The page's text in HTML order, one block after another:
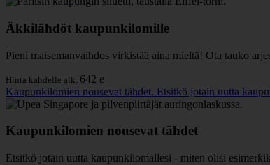
Äkkilähdöt kaupunkilomille
Pieni maisemanvaihdos virkistää aina mieltä! Ota tauko
Hinta kahdelle alk. 642 e
Kaupunkilomien nousevat tähdet. Etsitkö jotain uutta
Kaupunkilomien nousevat tähdet
Etsitkö jotain uutta kaupunkilomallesi - miten olisi